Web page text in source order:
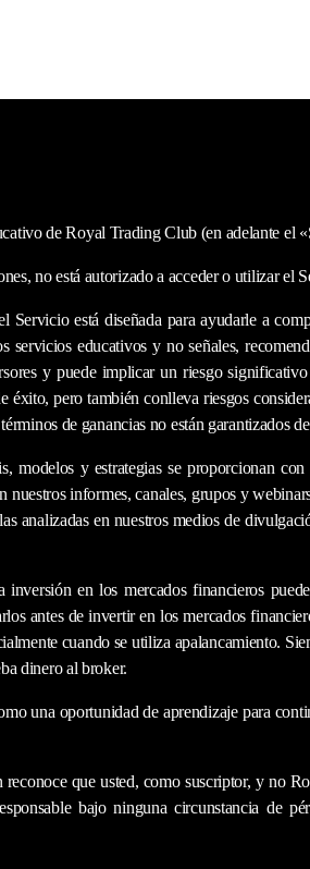
de Royal Trading Club (en adelante el
no está autorizado a acceder o utilizar el
está diseñada para ayudarle a
educativos y no señales,
y puede implicar un riesgo
pero también conlleva riesgos
de ganancias no están garantizados
modelos y estrategias se proporcionan
informes, canales, grupos y
analizadas en nuestros medios de
en los mercados financieros
antes de invertir en los mercados
cuando se utiliza apalancamiento.
dinero al broker.
una oportunidad de aprendizaje para
que usted, como suscriptor, y no
bajo ninguna circunstancia de